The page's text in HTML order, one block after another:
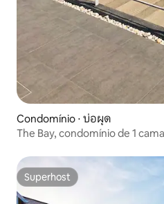
Condomínio ⋅ บ่อผุด
The Bay, condomínio de 1
Superhost
Superhost